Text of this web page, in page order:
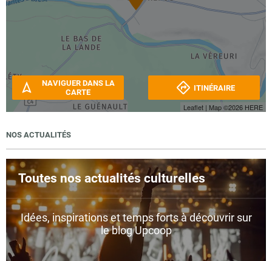
Leaflet | Map ©2026 HERE
NAVIGUER DANS LA
CARTE
ITINÉRAIRE
NOS ACTUALITÉS
Toutes nos actualités culturelles
Idées, inspirations et temps forts à découvrir sur
le blog Upcoop